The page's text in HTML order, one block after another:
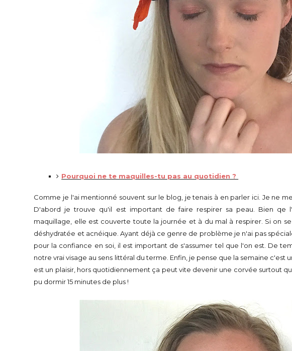
Pourquoi ne te maquilles-tu pas au quotidien ?
Comme je l'ai mentionné souvent sur le blog, je tenais à en parler ici. Je ne
D'abord je trouve qu'il est important de faire respirer sa peau. Bien qe
maquillage, elle est couverte toute la journée et à du mal à respirer. Si on
déshydratée et acnéique. Ayant déjà ce genre de problème je n'ai pas
pour la confiance en soi, il est important de s'assumer tel que l'on est. De
notre vrai visage au sens littéral du terme. Enfin, je pense que la semaine
est un plaisir, hors quotidiennement ça peut vite devenir une corvée surtout
pu dormir 15 minutes de plus !